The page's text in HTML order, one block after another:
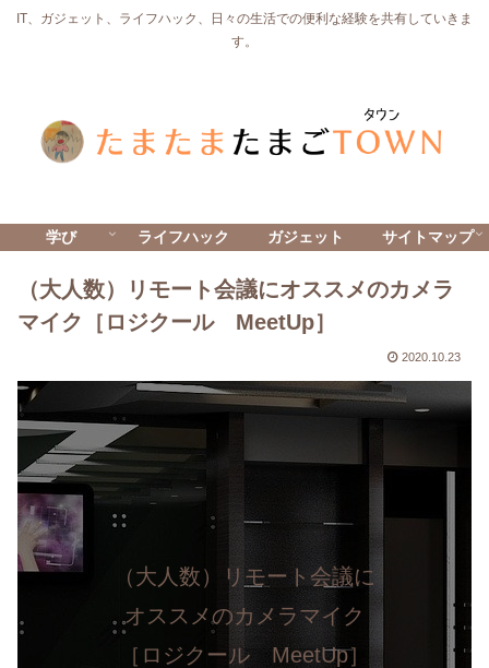
IT、ガジェット、ライフハック、日々の生活での便利な経験を共有していきま
す。
学び ライフハック ガジェット サイトマップ
（大人数）リモート会議にオススメのカメラ
マイク［ロジクール MeetUp］
2020.10.23
（大人数）リモート会議に
オススメのカメラマイク
［ロジクール MeetUp］